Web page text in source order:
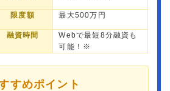
限度額 最大500万円
融資時間
Webで最短8分融資も
可能！※
すめポイント